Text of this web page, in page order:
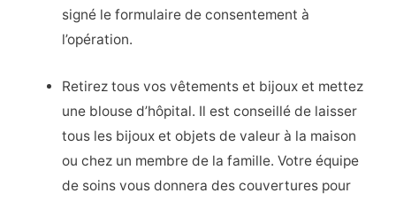
signé le formulaire de consentement à
l’opération.
Retirez tous vos vêtements et bijoux et mettez
une blouse d’hôpital. Il est conseillé de laisser
tous les bijoux et objets de valeur à la maison
ou chez un membre de la famille. Votre équipe
de soins vous donnera des couvertures pour